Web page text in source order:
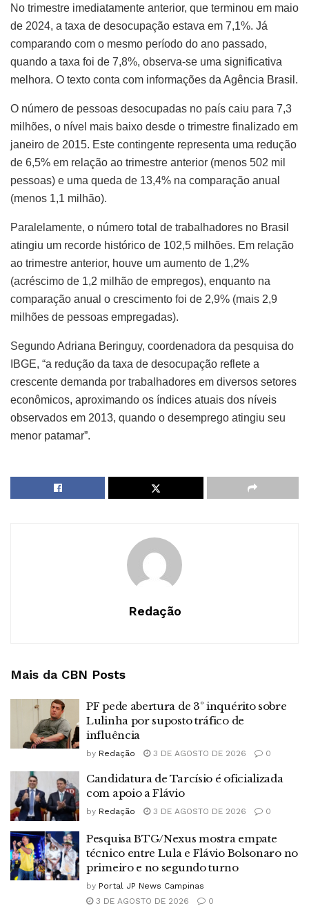
No trimestre imediatamente anterior, que terminou em maio
de 2024, a taxa de desocupação estava em 7,1%. Já
comparando com o mesmo período do ano passado,
quando a taxa foi de 7,8%, observa-se uma significativa
melhora. O texto conta com informações da Agência Brasil.
O número de pessoas desocupadas no país caiu para 7,3
milhões, o nível mais baixo desde o trimestre finalizado em
janeiro de 2015. Este contingente representa uma redução
de 6,5% em relação ao trimestre anterior (menos 502 mil
pessoas) e uma queda de 13,4% na comparação anual
(menos 1,1 milhão).
Paralelamente, o número total de trabalhadores no Brasil
atingiu um recorde histórico de 102,5 milhões. Em relação
ao trimestre anterior, houve um aumento de 1,2%
(acréscimo de 1,2 milhão de empregos), enquanto na
comparação anual o crescimento foi de 2,9% (mais 2,9
milhões de pessoas empregadas).
Segundo Adriana Beringuy, coordenadora da pesquisa do
IBGE, “a redução da taxa de desocupação reflete a
crescente demanda por trabalhadores em diversos setores
econômicos, aproximando os índices atuais dos níveis
observados em 2013, quando o desemprego atingiu seu
menor patamar”.
Redação
Mais da CBN Posts
PF pede abertura de 3º inquérito sobre
Lulinha por suposto tráfico de
influência
by Redação 3 DE AGOSTO DE 2026 0
Candidatura de Tarcísio é oficializada
com apoio a Flávio
by Redação 3 DE AGOSTO DE 2026 0
Pesquisa BTG/Nexus mostra empate
técnico entre Lula e Flávio Bolsonaro no
primeiro e no segundo turno
by Portal JP News Campinas
3 DE AGOSTO DE 2026
0